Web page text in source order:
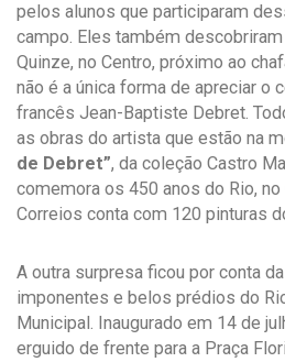
pelos alunos que participaram
campo. Eles também
Quinze, no Centro, próximo ao
não é a única forma de apreciar o
francês Jean-Baptiste Debret.
as obras do artista que estão na
de Debret”, da coleção Castro
comemora os 450 anos do Rio, no
Correios conta com 120 pinturas
A outra surpresa ficou por conta
imponentes e belos prédios do
Municipal. Inaugurado em 14 de
erguido de frente para a Praça